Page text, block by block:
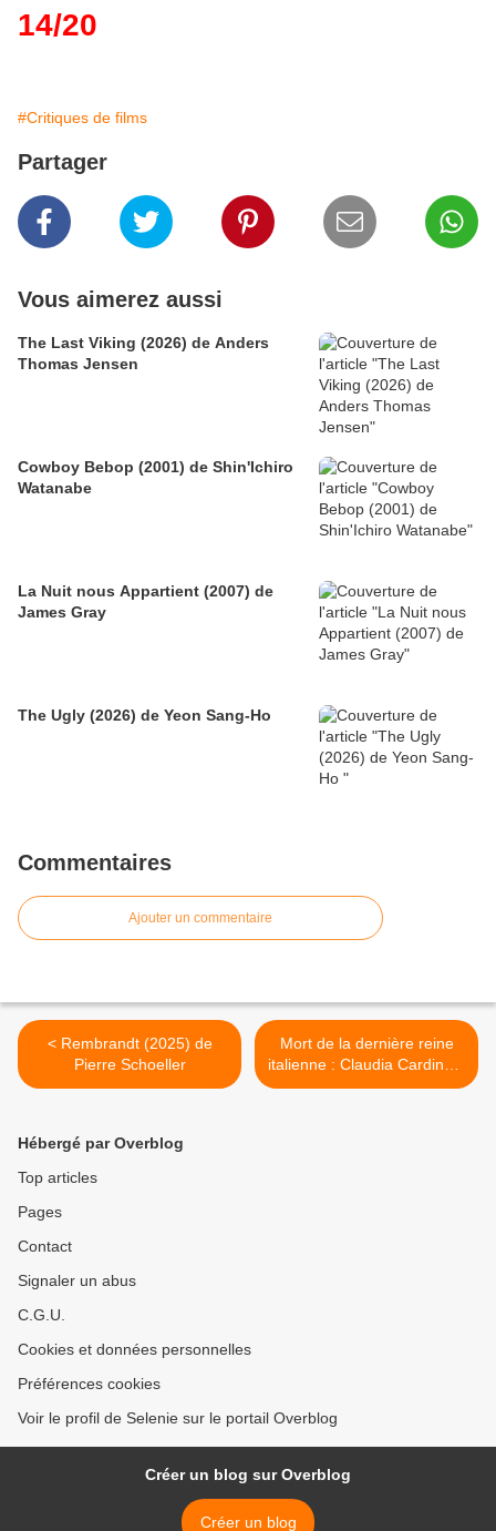
14/20
#Critiques de films
Partager
Vous aimerez aussi
The Last Viking (2026) de Anders
Thomas Jensen
Cowboy Bebop (2001) de Shin'Ichiro
Watanabe
La Nuit nous Appartient (2007) de
James Gray
The Ugly (2026) de Yeon Sang-Ho
Commentaires
Ajouter un commentaire
< Rembrandt (2025) de
Pierre Schoeller
Mort de la dernière reine
italienne : Claudia Cardinale
>
Hébergé par Overblog
Top articles
Pages
Contact
Signaler un abus
C.G.U.
Cookies et données personnelles
Préférences cookies
Voir le profil de Selenie sur le portail Overblog
Créer un blog sur Overblog
Créer un blog